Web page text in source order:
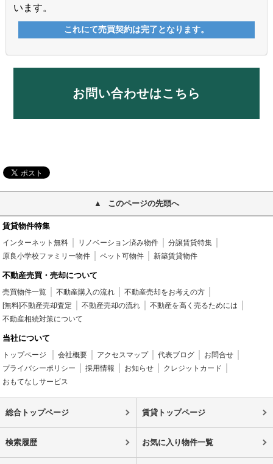
お問い合わせはこちら
このページの先頭へ
賃貸物件特集
インターネット無料 リノベーション済み物件
分譲賃貸特集
原良小学校ファミリー物件
ペット可物件 新築賃貸物件
不動産売買・売却について
売買物件一覧 不動産購入の流れ
不動産売却をお考えの方
[無料]不動産売却査定
不動産売却の流れ
不動産を高く売るためには
不動産相続対策について
当社について
トップページ 会社概要 アクセスマップ 代表ブログ
お問合せ
プライバシーポリシー
採用情報 お知らせ
クレジットカード
おもてなしサービス
総合トップページ 賃貸トップページ
検索履歴 お気に入り物件一覧